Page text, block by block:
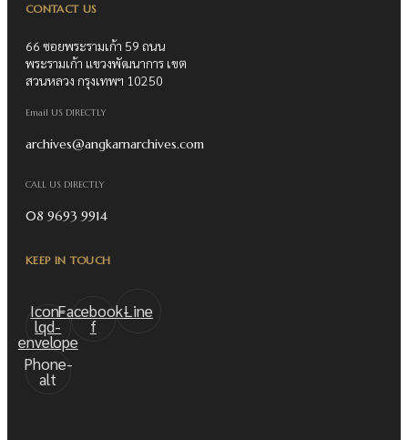
CONTACT US
66 ซอยพระรามเก้า 59 ถนน
พระรามเก้า แขวงพัฒนาการ เขต
สวนหลวง กรุงเทพฯ 10250
Email US DIRECTLY
archives@angkarnarchives.com
CALL US DIRECTLY
08 9693 9914
KEEP IN TOUCH
Icon-
lqd-
envelope
Facebook-
f
Line
Phone-
alt